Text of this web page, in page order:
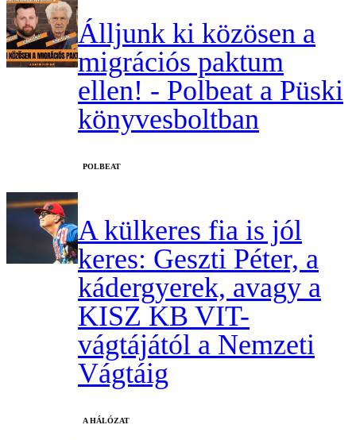
Álljunk ki közösen a
migrációs paktum
ellen! - Polbeat a Püski
könyvesboltban
‎POLBEAT
A külkeres fia is jól
keres: Geszti Péter, a
kádergyerek, avagy a
KISZ KB VIT-
vágtájától a Nemzeti
Vágtáig
A HÁLÓZAT